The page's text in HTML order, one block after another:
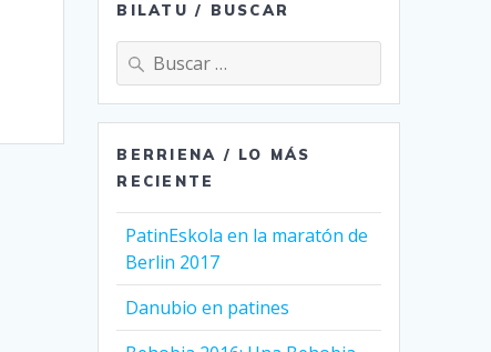
BILATU / BUSCAR
Buscar:
BERRIENA / LO MÁS
RECIENTE
PatinEskola en la maratón de
Berlin 2017
Danubio en patines